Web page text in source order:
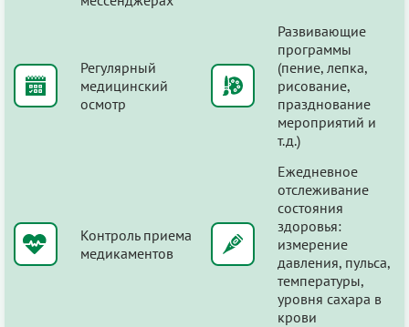
Регулярный
медицинский
осмотр
Развивающие
программы
(пение, лепка,
рисование,
празднование
мероприятий и
т.д.)
Контроль приема
медикаментов
Ежедневное
отслеживание
состояния
здоровья:
измерение
давления, пульса,
температуры,
уровня сахара в
крови